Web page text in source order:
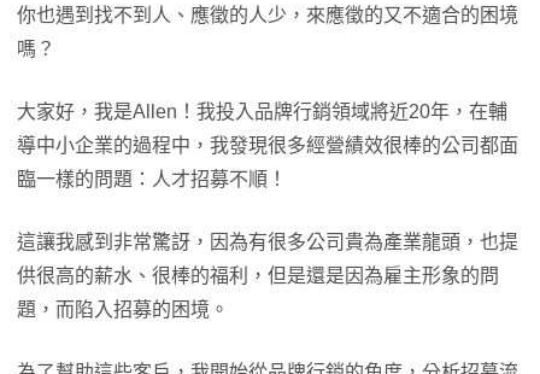
你也遇到找不到人、應徵的人少，來應徵的又不適合的困境
嗎？
大家好，我是Allen！我投入品牌行銷領域將近20年，在輔
導中小企業的過程中，我發現很多經營績效很棒的公司都面
臨一樣的問題：人才招募不順！
這讓我感到非常驚訝，因為有很多公司貴為產業龍頭，也提
供很高的薪水、很棒的福利，但是還是因為雇主形象的問
題，而陷入招募的困境。